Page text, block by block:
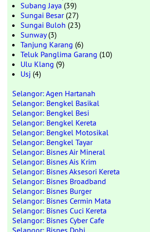
Subang Jaya (39)
Sungai Besar(27)
Sungai Buloh (23)
Sunway(3)
Tanjung Karang (6)
Teluk Panglima Garang (10)
Ulu Klang (9)
Usj (4)
Selangor: Agen Hartanah
Selangor: Bengkel Basikal
Selangor: Bengkel Besi
Selangor: Bengkel Kereta
Selangor: Bengkel Motosikal
Selangor: Bengkel Tayar
Selangor: Bisnes Air Mineral
Selangor: Bisnes Ais Krim
Selangor: Bisnes Aksesori Kereta
Selangor: Bisnes Broadband
Selangor: Bisnes Burger
Selangor: Bisnes Cermin Mata
Selangor: Bisnes Cuci Kereta
Selangor: Bisnes Cyber Cafe
Selangor: Bisnes Dobi